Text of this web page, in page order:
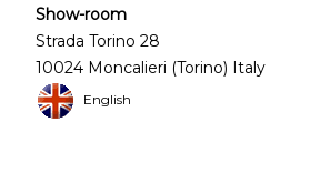
Show-room
Strada Torino 28
10024 Moncalieri (Torino) Italy
English